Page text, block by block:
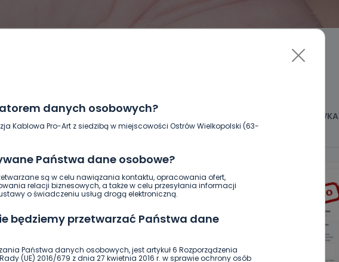
danych osobowych?
Kablowa Pro-Art z siedzibą w miejscowości Ostrów Wielkopolski (63-
Państwa dane osobowe?
są w celu nawiązania kontaktu, opracowania ofert,
relacji biznesowych, a także w celu przesyłania informacji
o świadczeniu usług drogą elektroniczną.
będziemy przetwarzać Państwa dane
Państwa danych osobowych, jest artykuł 6 Rozporządzenia
(UE) 2016/679 z dnia 27 kwietnia 2016 r. w sprawie ochrony osób
GOSPODARKA I FINANSE HISTORIA KULTURA I ROZRYWKA
WASZE INFO WSZYSTKICH ŚWIĘTYCH WYWIADY